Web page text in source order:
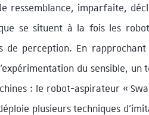
ressemblance, imparfaite,
se situent à la fois les
de perception. En
du sensible,
: le robot-aspirateur «
plusieurs techniques